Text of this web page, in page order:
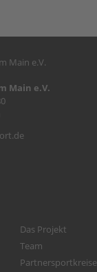
Main e.V.
Das Projekt
Team
Partnersportkreise